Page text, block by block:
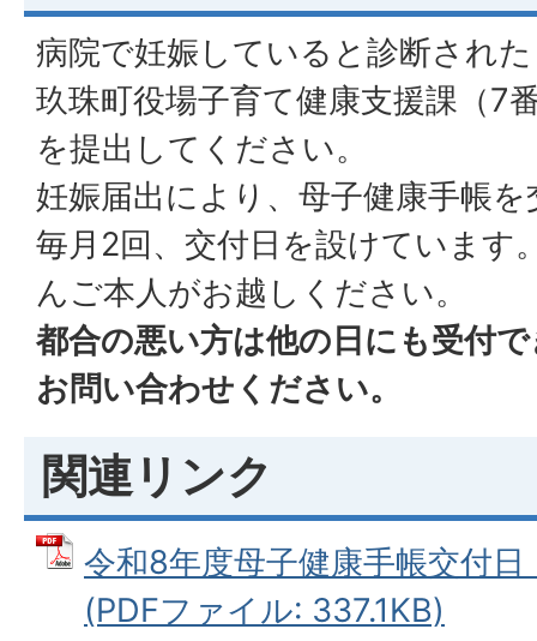
病院で妊娠していると診断され
玖珠町役場子育て健康支援課（7
を提出してください。
妊娠届出により、母子健康手帳
毎月2回、交付日を設けています
んご本人がお越しください。
都合の悪い方は他の日にも受付
お問い合わせください。
関連リンク
令和8年度母子健康手帳交付
(PDFファイル: 337.1KB)